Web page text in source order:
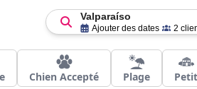
Valparaíso
Ajouter des dates 2
Chien Accepté Plage Petit